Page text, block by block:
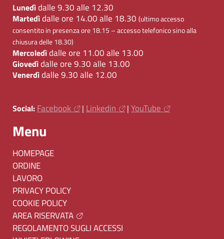
Lunedìdalle 9.30 alle 12.30
Martedìdalle ore 14.00 alle 18.30 (ultimo accesso
consentito in presenza ore 18.15 – accesso telefonico sino alla
chiusura delle 18.30)
Mercoledìdalle ore 11.00 alle 13.00
Giovedìdalle ore 9.30 alle 13.00
Venerdìdalle 9.30 alle 12.00
Social: Facebook | Linkedin | YouTube
Menu
HOMEPAGE
ORDINE
LAVORO
PRIVACY POLICY
COOKIE POLICY
AREA RISERVATA
REGOLAMENTO SUGLI ACCESSI